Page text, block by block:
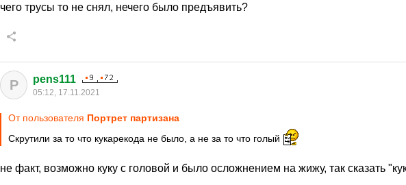
чего трусы то не снял, нечего было предъявить?
P pens111
05:12, 17.11.2021
От пользователя Портрет партизана
Скрутили за то что кукарекода не было, а не за то что голый
не факт, возможно куку с головой и было осложнением на жижу, так сказать